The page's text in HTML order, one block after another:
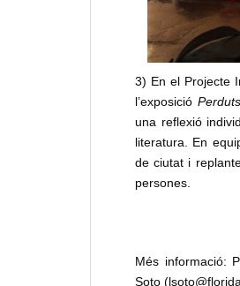
3) En el Projecte
l’exposició Perduts
una reflexió
literatura. En
de ciutat i
persones.
Més informació:
Soto